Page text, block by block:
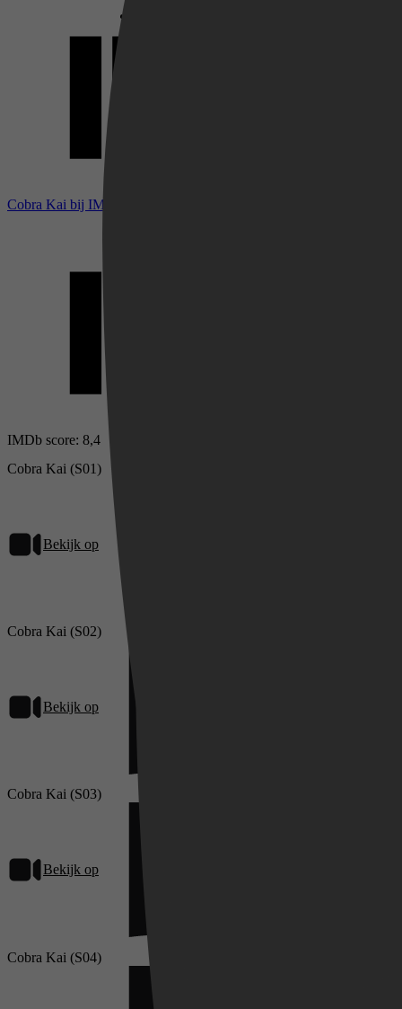
Cobra Kai bij IMDb
IMDb score: 8,4
Cobra Kai (S01)
Bekijk op
Cobra Kai (S02)
Bekijk op
Cobra Kai (S03)
Bekijk op
Cobra Kai (S04)